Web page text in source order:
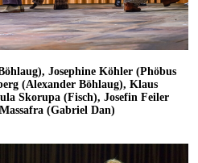
Josephine Köhler (Phöbus
(Alexander Böhlaug), Klaus
Skorupa (Fisch), Josefin Feiler
(Gabriel Dan)